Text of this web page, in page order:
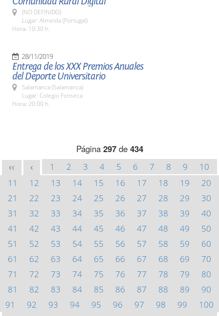
(NO DEFINIDO)
Lugar: Almeida (Portugal)
Hora: 10:30 h.
28/11/2019
Entrega de los XXX Premios Anuales
del Deporte Universitario
Salamanca (Salamanca)
Lugar: Colegio Fonseca
Hora: 20:00 h.
Página 297de 434
<< < 1 2 3 4 5 6 7 8 9
10
11
12 13 14 15 16 17 18 19
20
21
22 23 24 25 26 27 28 29
30
31
32 33 34 35 36 37 38 39
40
41
42 43 44 45 46 47 48 49
50
51
52 53 54 55 56 57 58 59
60
61
62 63 64 65 66 67 68 69
70
71
72 73 74 75 76 77 78 79
80
81
82 83 84 85 86 87 88 89
90
91
92 93 94 95 96 97 98 99
100